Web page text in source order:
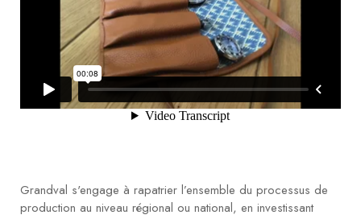
Grandval s'engage à rapatrier l’ensemble du processus de
production au niveau régional ou national, en investissant